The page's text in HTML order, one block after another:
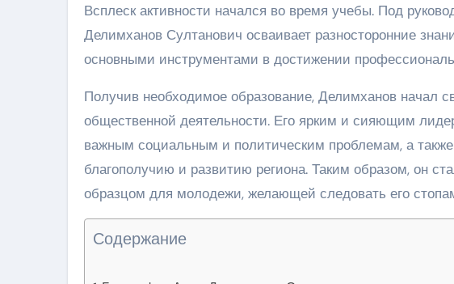
Всплеск активности начался во время учебы. Под
Делимханов Султанович осваивает разносторонние
основными инструментами в достижении
Получив необходимое образование, Делимханов начал
общественной деятельности. Его ярким и сияющим
важным социальным и политическим проблемам, а
благополучию и развитию региона. Таким образом, он
образцом для молодежи, желающей следовать его
Содержание